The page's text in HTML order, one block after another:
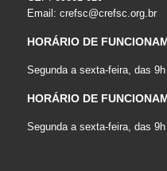
Email: crefsc@crefsc.org.br
HORÁRIO DE
Segunda a sexta-feira, das
HORÁRIO DE
Segunda a sexta-feira, das